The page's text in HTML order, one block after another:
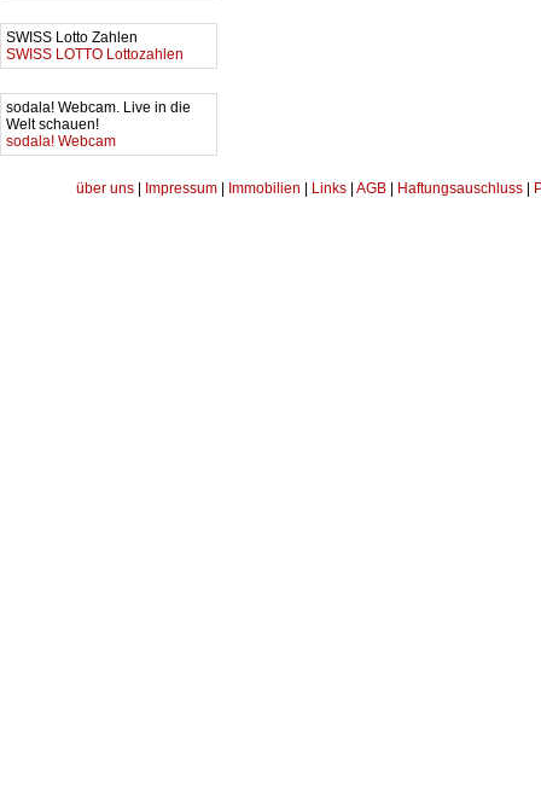
SWISS Lotto Zahlen
SWISS LOTTO Lottozahlen
sodala! Webcam. Live in die
Welt schauen!
sodala! Webcam
über uns Impressum Immobilien Links AGB Haftungsauschluss